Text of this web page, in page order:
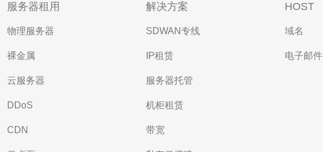
服务器租用
物理服务器
裸金属
云服务器
DDoS
CDN
解决方案
SDWAN专线
IP租赁
服务器托管
机柜租赁
带宽
HOST
域名
电子邮件